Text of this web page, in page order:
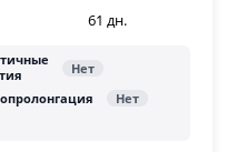
61 дн.